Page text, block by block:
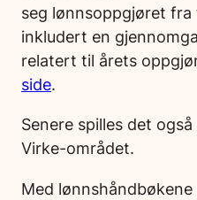
seg lønnsoppgjøret
inkludert en
relatert til årets
side.
Senere spilles det
Virke-området.
Med